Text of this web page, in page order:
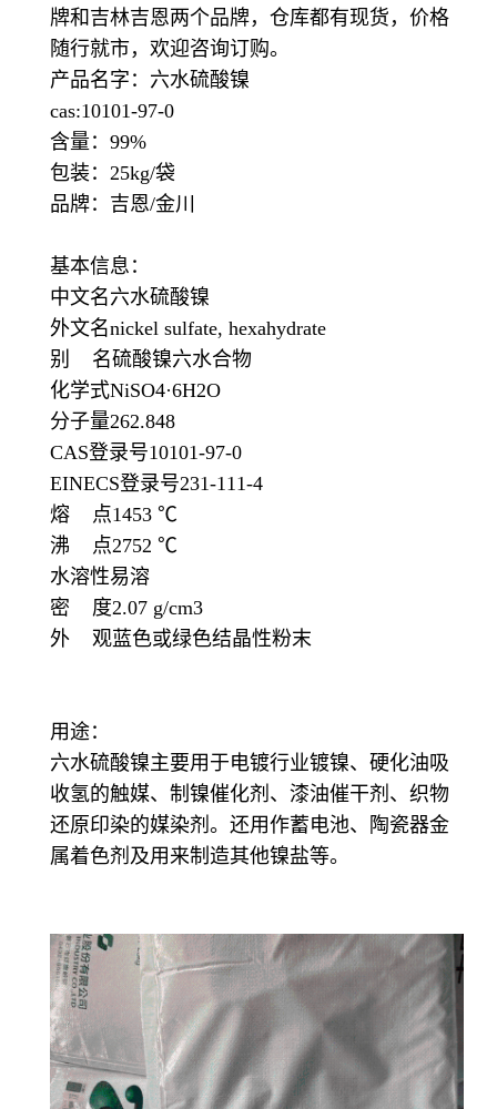
牌和吉林吉恩两个品牌，仓库都有现货，价格
随行就市，欢迎咨询订购。
产品名字：六水硫酸镍
cas:10101-97-0
含量：99%
包装：25kg/袋
品牌：吉恩/金川
基本信息：
中文名六水硫酸镍
外文名nickel sulfate, hexahydrate
别 名硫酸镍六水合物
化学式NiSO4·6H2O
分子量262.848
CAS登录号10101-97-0
EINECS登录号231-111-4
熔 点1453 ℃
沸 点2752 ℃
水溶性易溶
密 度2.07 g/cm3
外 观蓝色或绿色结晶性粉末
用途：
六水硫酸镍主要用于电镀行业镀镍、硬化油吸
收氢的触媒、制镍催化剂、漆油催干剂、织物
还原印染的媒染剂。还用作蓄电池、陶瓷器金
属着色剂及用来制造其他镍盐等。